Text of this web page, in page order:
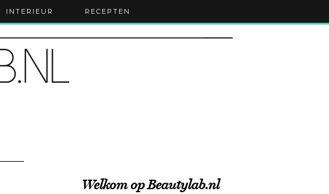
INTERIEUR RECEPTEN
Welkom op Beautylab.nl